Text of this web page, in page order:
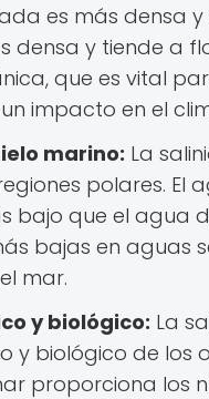
es más densa
densa y tiende a
que es vital
impacto en el
marino: La
polares.
bajo que el agua
bajas en aguas
mar.
y biológico: La
y biológico de los
proporciona los